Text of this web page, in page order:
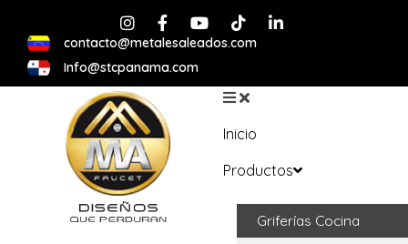
contacto@metalesaleados.com
Info@stcpanama.com
Inicio
Productos
Griferías Cocina